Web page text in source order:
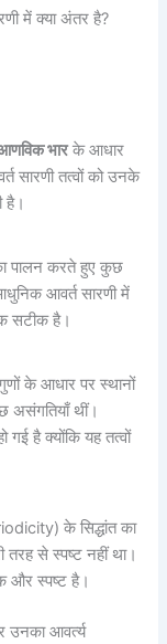
में क्या अंतर है?
भारके आधार
सारणी तत्वों को उनके
है।
पालन करते हुए कुछ
आवर्त सारणी में
सटीक है।
के आधार पर स्थानों
असंगतियाँ थीं।
है क्योंकि यह तत्वों
के सिद्धांत का
तरह से स्पष्ट नहीं था।
और स्पष्ट है।
उनका आवर्त्य